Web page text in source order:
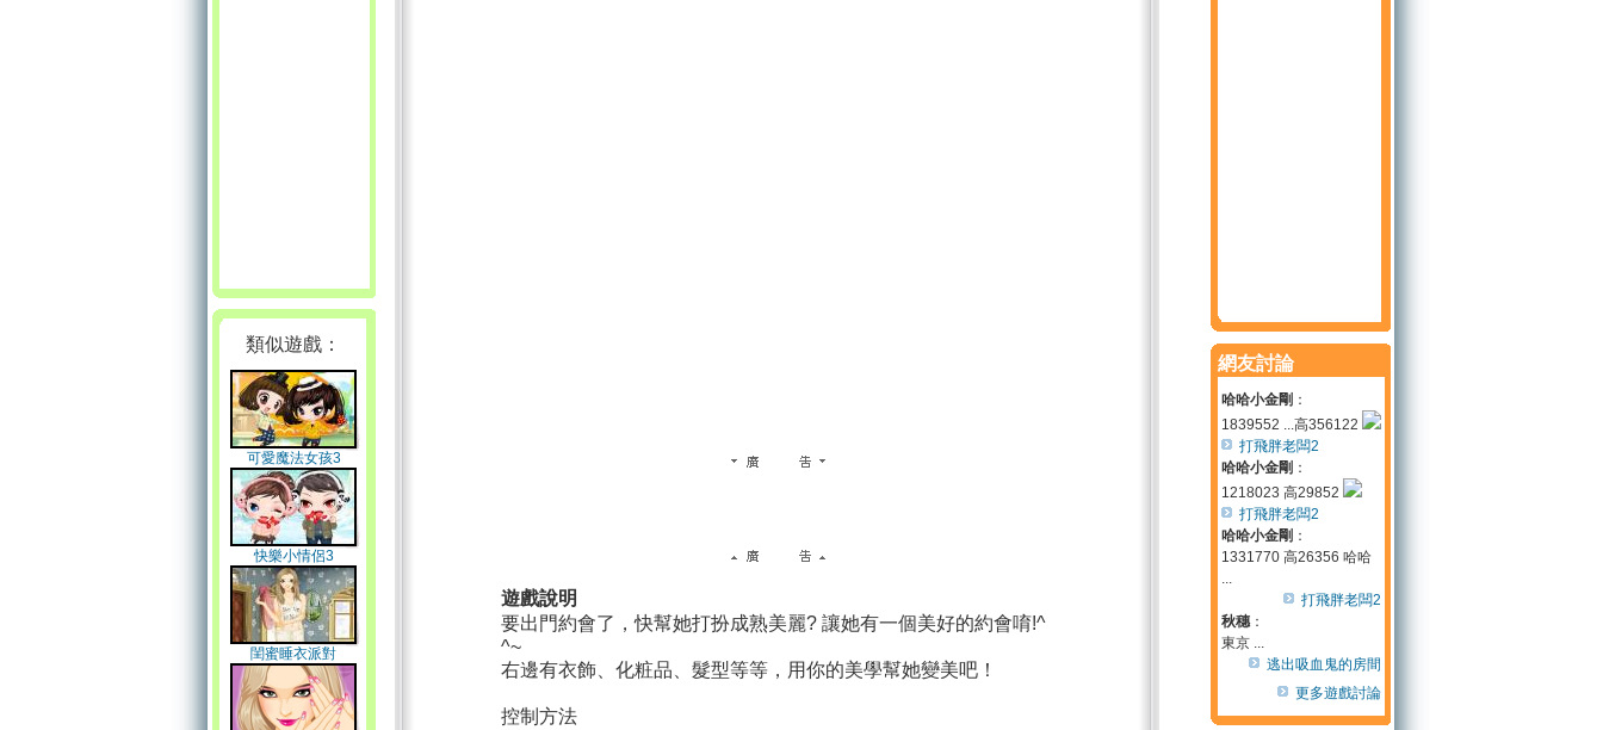
類似遊戲：
可愛魔法女孩3
快樂小情侶3
閨蜜睡衣派對
遊戲說明
要出門約會了，快幫她打扮成熟美麗? 讓她有一個美好的約會唷!^
^~
右邊有衣飾、化粧品、髮型等等，用你的美學幫她變美吧！
控制方法
網友討論
哈哈小金剛 ：
1839552 ...高356122
打飛胖老闆2
哈哈小金剛 ：
1218023 高29852
打飛胖老闆2
哈哈小金剛 ：
1331770 高26356 哈哈
...
打飛胖老闆2
秋穗：
東京 ...
逃出吸血鬼的房間
更多遊戲討論